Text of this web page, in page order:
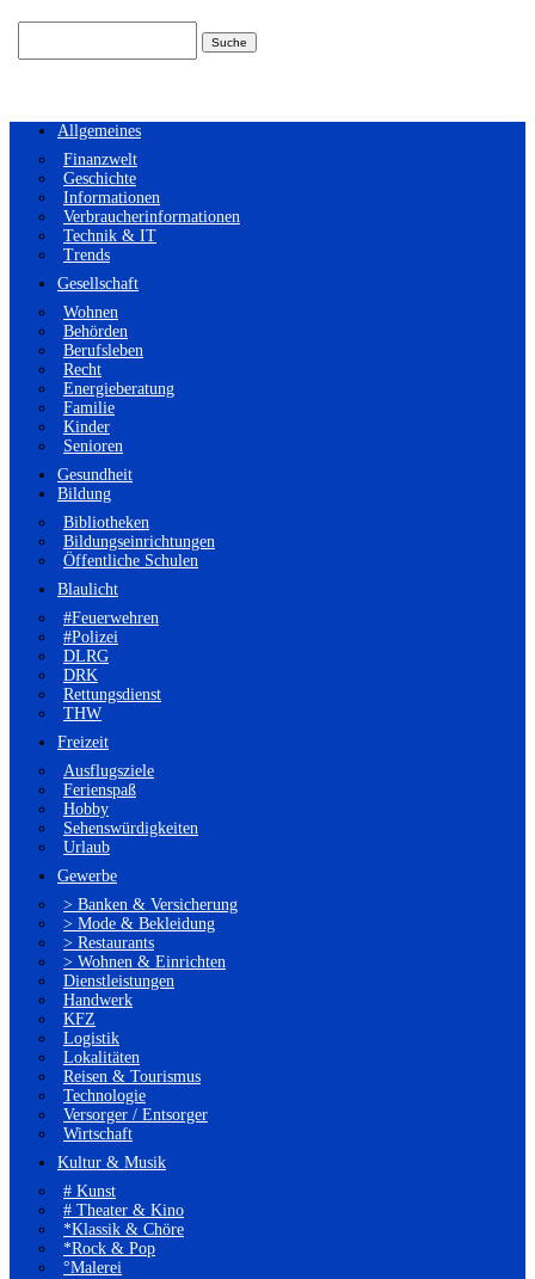
Allgemeines
Finanzwelt
Geschichte
Informationen
Verbraucherinformationen
Technik & IT
Trends
Gesellschaft
Wohnen
Behörden
Berufsleben
Recht
Energieberatung
Familie
Kinder
Senioren
Gesundheit
Bildung
Bibliotheken
Bildungseinrichtungen
Öffentliche Schulen
Blaulicht
#Feuerwehren
#Polizei
DLRG
DRK
Rettungsdienst
THW
Freizeit
Ausflugsziele
Ferienspaß
Hobby
Sehenswürdigkeiten
Urlaub
Gewerbe
> Banken & Versicherung
> Mode & Bekleidung
> Restaurants
> Wohnen & Einrichten
Dienstleistungen
Handwerk
KFZ
Logistik
Lokalitäten
Reisen & Tourismus
Technologie
Versorger / Entsorger
Wirtschaft
Kultur & Musik
# Kunst
# Theater & Kino
*Klassik & Chöre
*Rock & Pop
°Malerei